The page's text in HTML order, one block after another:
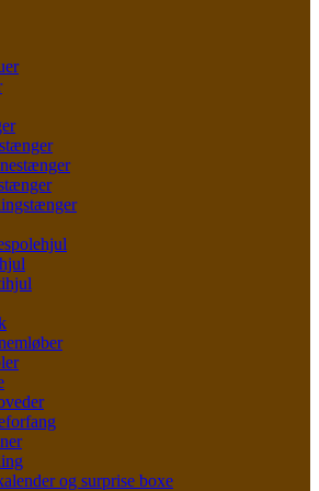
og surprise boxe